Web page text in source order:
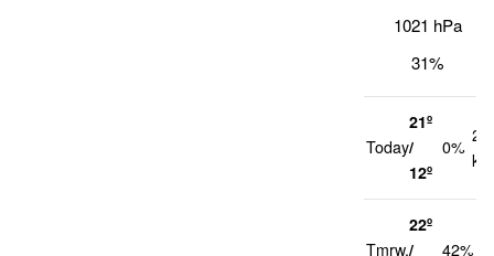
1021 hPa
31%
Today
21º
/
12º
0%
21
Tmrw.
22º
/
42%